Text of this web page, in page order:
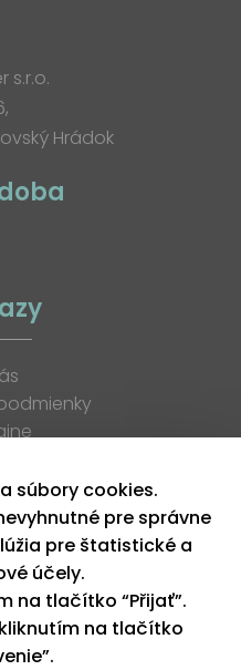
s.r.o.
Hrádok
o. | Všetky práva vyhradené
súbory cookies.
pre správne
pre štatistické a
účely.
na tlačítko “Přijať”.
na tlačítko